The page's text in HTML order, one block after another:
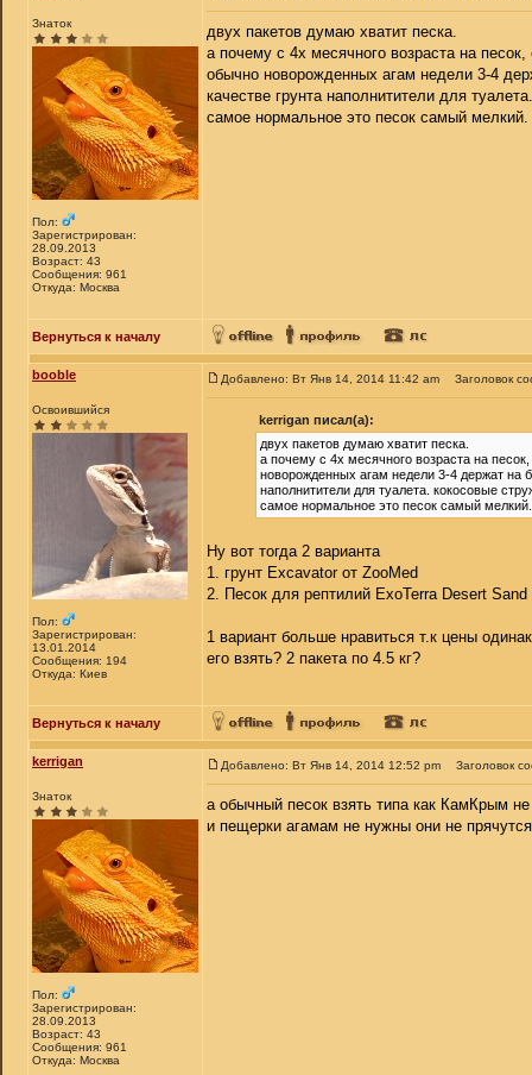
Знаток
Пол:
Зарегистрирован:
28.09.2013
Возраст: 43
Сообщения: 961
Откуда: Москва
двух пакетов думаю хватит песка.
а почему с 4х месячного возраста на
обычно новорожденных агам недели 3-4
качестве грунта наполнитители для
самое нормальное это песок самый
Вернуться к началу
booble
Освоившийся
Пол:
Зарегистрирован:
13.01.2014
Сообщения: 194
Откуда: Киев
Добавлено: Вт Янв 14, 2014 11:42 am Заголовок
kerrigan писал(а):
двух пакетов думаю хватит песка.
а почему с 4х месячного возраста на
новорожденных агам недели 3-4 держат на
наполнитители для туалета. кокосовые
самое нормальное это песок самый
Ну вот тогда 2 варианта
1. грунт Excavator от ZooMed
2. Песок для рептилий ExoTerra Desert Sand
1 вариант больше нравиться т.к цены
его взять? 2 пакета по 4.5 кг?
Вернуться к началу
kerrigan
Знаток
Пол:
Зарегистрирован:
28.09.2013
Возраст: 43
Сообщения: 961
Откуда: Москва
Добавлено: Вт Янв 14, 2014 12:52 pm Заголовок
а обычный песок взять типа как КамКрым
и пещерки агамам не нужны они не